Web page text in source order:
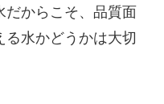
からこそ、品質面
水かどうかは大切